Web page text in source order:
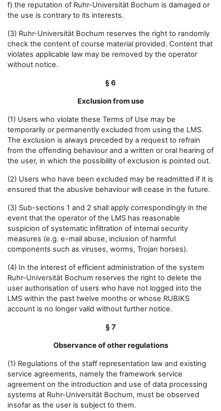
f) the reputation of Ruhr-Universität Bochum is damaged or
the use is contrary to its interests.
(3) Ruhr-Universität Bochum reserves the right to randomly
check the content of course material provided. Content that
violates applicable law may be removed by the operator
without notice.
§ 6
Exclusion from use
(1) Users who violate these Terms of Use may be
temporarily or permanently excluded from using the LMS.
The exclusion is always preceded by a request to refrain
from the offending behaviour and a written or oral hearing of
the user, in which the possibility of exclusion is pointed out.
(2) Users who have been excluded may be readmitted if it is
ensured that the abusive behaviour will cease in the future.
(3) Sub-sections 1 and 2 shall apply correspondingly in the
event that the operator of the LMS has reasonable
suspicion of systematic infiltration of internal security
measures (e.g. e-mail abuse, inclusion of harmful
components such as viruses, worms, Trojan horses).
(4) In the interest of efficient administration of the system
Ruhr-Universität Bochum reserves the right to delete the
user authorisation of users who have not logged into the
LMS within the past twelve months or whose RUBIKS
account is no longer valid without further notice.
§ 7
Observance of other regulations
(1) Regulations of the staff representation law and existing
service agreements, namely the framework service
agreement on the introduction and use of data processing
systems at Ruhr-Universität Bochum, must be observed
insofar as the user is subject to them.